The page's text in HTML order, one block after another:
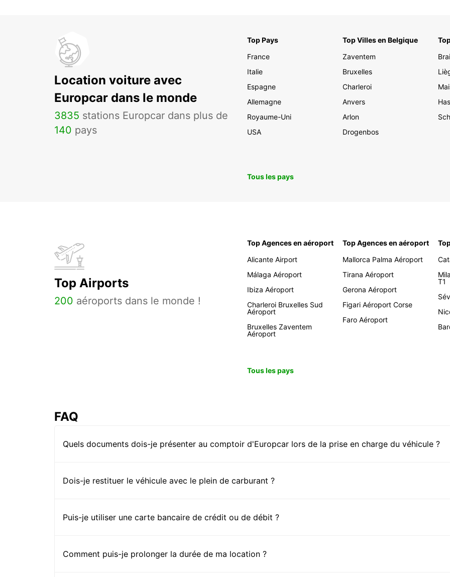
Location voiture avec
Europcar dans le monde
3835 stations Europcar dans plus de
140 pays
Top Pays
France
Italie
Espagne
Allemagne
Royaume-Uni
USA
Top Villes en Belgique
Zaventem
Bruxelles
Charleroi
Anvers
Arlon
Drogenbos
Tous les pays
Top Airports
200 aéroports dans le monde !
Top Agences en aéroport
Alicante Airport
Málaga Aéroport
Ibiza Aéroport
Charleroi Bruxelles Sud
Aéroport
Bruxelles Zaventem
Aéroport
Top Agences en aéroport
Mallorca Palma Aéroport
Tirana Aéroport
Gerona Aéroport
Figari Aéroport Corse
Faro Aéroport
T1
Tous les pays
FAQ
Quels documents dois-je présenter au comptoir d'Europcar lors de la prise en charge du véhicule ?
Dois-je restituer le véhicule avec le plein de carburant ?
Puis-je utiliser une carte bancaire de crédit ou de débit ?
Comment puis-je prolonger la durée de ma location ?